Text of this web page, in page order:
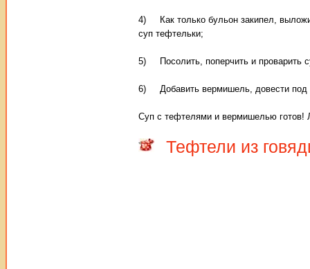
4) Как только бульон закипел,
суп тефтельки;
5) Посолить, поперчить и проварить
6) Добавить вермишель, довести под
Суп с тефтелями и вермишелью готов!
Тефтели из